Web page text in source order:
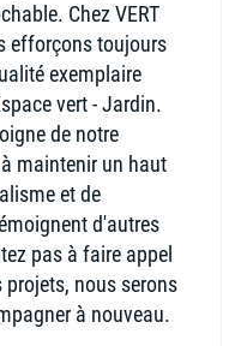
Chez VERT
efforçons toujours
exemplaire
vert - Jardin.
de notre
maintenir un haut
et de
d'autres
pas à faire appel
nous serons
à nouveau.